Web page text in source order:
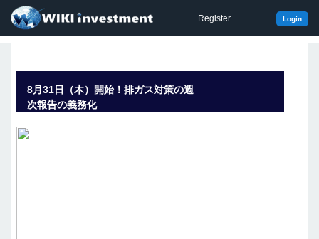
Register Login
8月31日（木）開始！排ガス対策の週
次報告の義務化